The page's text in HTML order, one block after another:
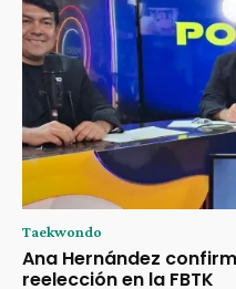
Taekwondo
Ana Hernández
reelección en la FBTK